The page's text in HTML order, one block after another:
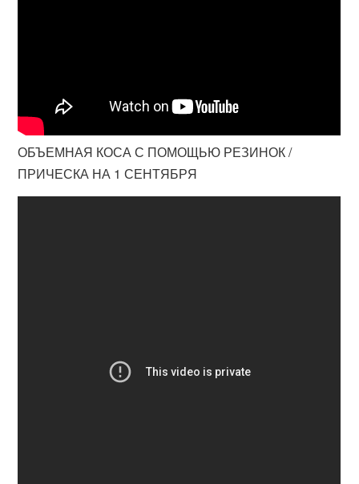
ОБЪЕМНАЯ КОСА С ПОМОЩЬЮ РЕЗИНОК /
ПРИЧЕСКА НА 1 СЕНТЯБРЯ